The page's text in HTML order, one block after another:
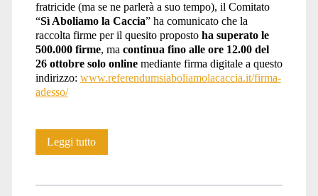
fratricide (ma se ne parlerà a suo tempo), il Comitato
“Sì Aboliamo la Caccia” ha comunicato che la
raccolta firme per il quesito proposto ha superato le
500.000 firme, ma continua fino alle ore 12.00 del
26 ottobre solo onlinemediante firma digitale a questo
indirizzo: www.referendumsiaboliamolacaccia.it/firma-
adesso/
Leggi tuttoRaccolta